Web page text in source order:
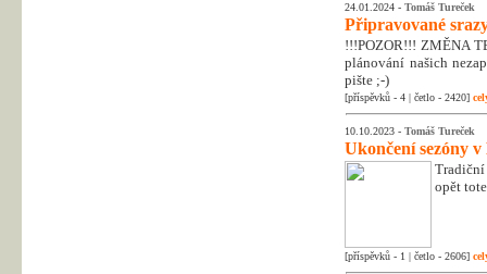
24.01.2024 - Tomáš Tureček
Připravované
!!!POZOR!!! ZMĚNA
plánování našich
pište ;-)
[příspěvků - 4 | četlo - 2420]
10.10.2023 - Tomáš Tureček
Ukončení sezóny v
opět
[příspěvků - 1 | četlo - 2606]